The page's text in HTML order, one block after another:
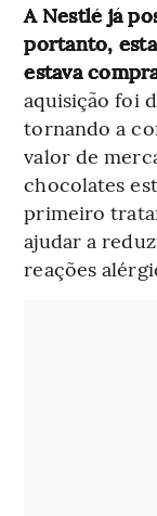
A Nestlé já
portanto,
estava
aquisição foi
tornando a
valor de
chocolates
primeiro
ajudar a
reações